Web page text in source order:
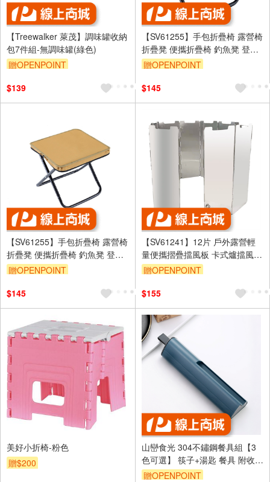
【Treewalker 萊茂】調味罐收納
包7件組-無調味罐(綠色)
贈OPENPOINT
$139
【SV61255】手包折疊椅 露營椅
折疊凳 便攜折疊椅 釣魚凳 登山
椅 口袋折疊椅 筆袋折疊椅 排隊
贈OPENPOINT
$145
【SV61255】手包折疊椅 露營椅
折疊凳 便攜折疊椅 釣魚凳 登山
椅 口袋折疊椅 筆袋折疊椅 排隊
贈OPENPOINT
$145
【SV61241】12片 戶外露營輕
量便攜摺疊擋風板 卡式爐擋風
防風 擋火 戶外野餐登山 附收納
贈OPENPOINT
$155
美好小折椅-粉色
贈$200
山巒食光 304不鏽鋼餐具組【3
色可選】 筷子+湯匙 餐具 附收納
盒 鐵筷子 環保 便攜 露營 野餐
贈OPENPOINT